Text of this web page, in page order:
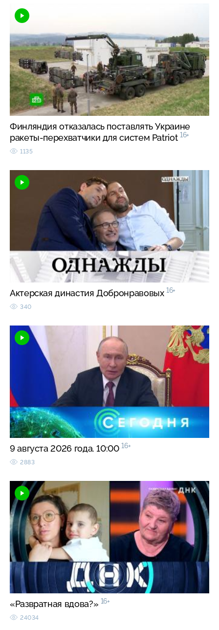
Финляндия отказалась поставлять Украине
ракеты-перехватчики для систем Patriot 16+
1135
Актерская династия Добронравовых 16+
340
9 августа 2026 года. 10:00 16+
2883
«Развратная вдова?» 16+
24034